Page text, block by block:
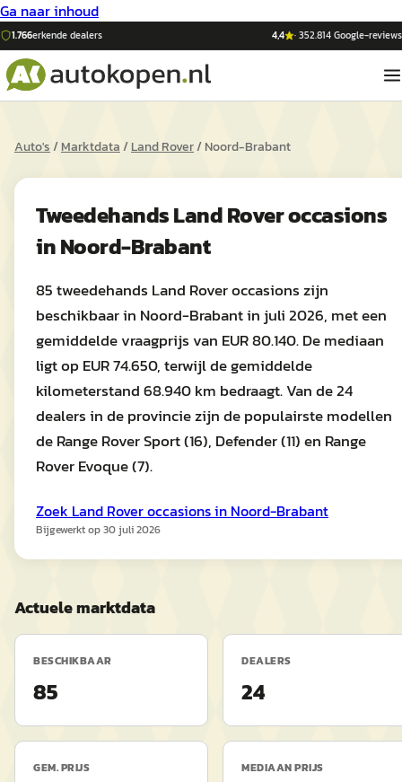
Ga naar inhoud
1.766erkende dealers 4,4 ·352.814Google-reviews
Auto's/Marktdata/Land Rover/Noord-Brabant
TweedehandsLand Roveroccasions
inNoord-Brabant
85 tweedehands Land Rover occasions zijn
beschikbaar in Noord-Brabant in juli 2026, met een
gemiddelde vraagprijs van EUR 80.140. De mediaan
ligt op EUR 74.650, terwijl de gemiddelde
kilometerstand 68.940 km bedraagt. Van de 24
dealers in de provincie zijn de populairste modellen
de Range Rover Sport (16), Defender (11) en Range
Rover Evoque (7).
Zoek Land Roveroccasions in Noord-Brabant
Bijgewerkt op30 juli 2026
Actuele marktdata
BESCHIKBAAR
85
DEALERS
24
GEM. PRIJS MEDIAAN PRIJS